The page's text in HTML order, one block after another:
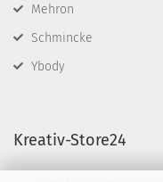
Mehron
Schmincke
Ybody
Kreativ-Store24